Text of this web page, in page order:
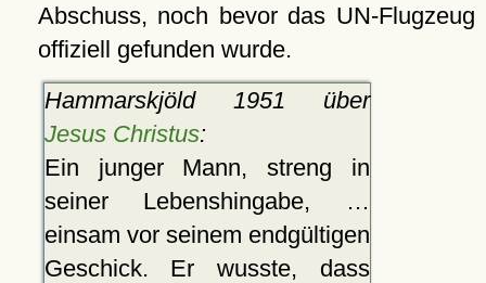
Abschuss, noch bevor das UN-Flugzeug
offiziell gefunden wurde.
Hammarskjöld 1951 über
Jesus Christus:
Ein junger Mann, streng in
seiner Lebenshingabe, …
einsam vor seinem endgültigen
Geschick. Er wusste, dass